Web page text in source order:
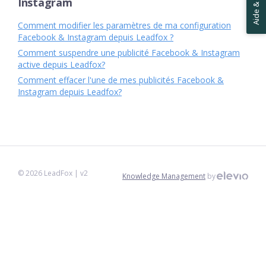
Comment modifier les paramètres de ma configuration
Facebook & Instagram depuis Leadfox ?
Comment suspendre une publicité Facebook & Instagram
active depuis Leadfox?
Comment effacer l'une de mes publicités Facebook &
Instagram depuis Leadfox?
©2026 LeadFox | v2 Knowledge Management by